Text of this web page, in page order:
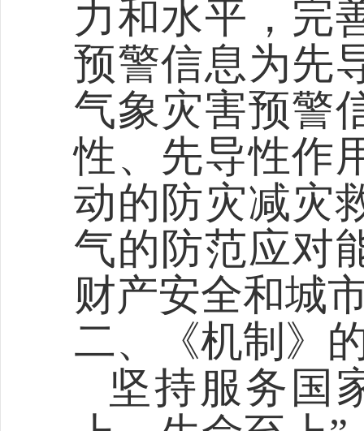
力和水平，完
预警信息为先
气象灾害预警
性、先导性作
动的防灾减灾
气的防范应对
财产安全和城
二、《机制》
坚持服务国